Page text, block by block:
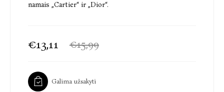
namais „Cartier“ ir „Dior“.
€13,11 €15,99
Galima užsakyti